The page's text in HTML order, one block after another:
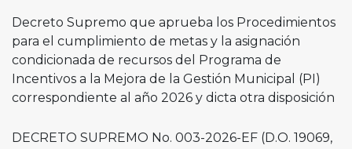
Decreto Supremo que aprueba los Procedimientos
para el cumplimiento de metas y la asignación
condicionada de recursos del Programa de
Incentivos a la Mejora de la Gestión Municipal (PI)
correspondiente al año 2026 y dicta otra disposición
DECRETO SUPREMO No. 003-2026-EF (D.O. 19069,